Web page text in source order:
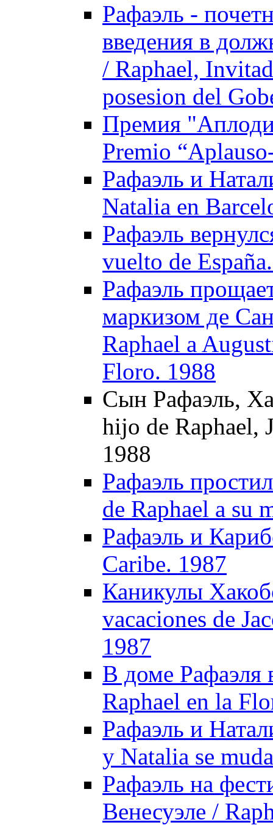
Рафаэль -
введения в
/ Raphael,
posesion del
Премия
Premio
Рафаэль и
Natalia en
Рафаэль
vuelto de
Рафаэль
маркизом де
Raphael a
Floro. 1988
Сын Рафаэль,
hijo de Raphael,
1988
Рафаэль
de Raphael a su
Рафаэль и
Caribe. 1987
Каникулы
vacaciones de
1987
В доме Рафаэля
Raphael en la
Рафаэль и
y Natalia se
Рафаэль на
Венесуэле /